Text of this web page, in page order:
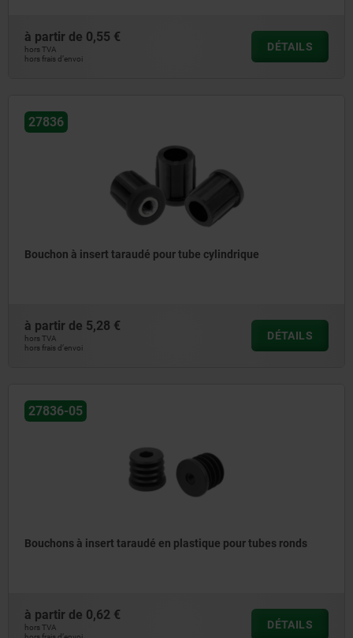
à partir de 0,55 €
hors TVA
hors frais d’envoi
DÉTAILS
27836
Bouchon à insert taraudé pour tube cylindrique
à partir de 5,28 €
hors TVA
hors frais d’envoi
DÉTAILS
27836-05
Bouchons à insert taraudé en plastique pour tubes ronds
à partir de 0,62 €
hors TVA
DÉTAILS